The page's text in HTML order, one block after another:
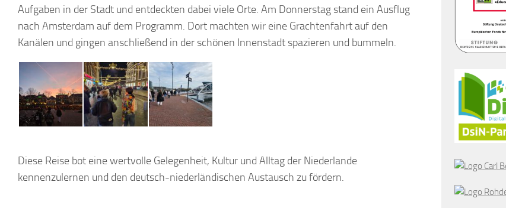
Aufgaben in der Stadt und entdeckten dabei viele Orte. Am Donnerstag stand ein Ausflug
nach Amsterdam auf dem Programm. Dort machten wir eine Grachtenfahrt auf den
Kanälen und gingen anschließend in der schönen Innenstadt spazieren und bummeln.
Diese Reise bot eine wertvolle Gelegenheit, Kultur und Alltag der Niederlande
kennenzulernen und den deutsch-niederländischen Austausch zu fördern.